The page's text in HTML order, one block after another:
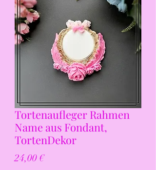
Tortenaufleger Rahmen
Name aus Fondant,
TortenDekor
24,00 €Preis